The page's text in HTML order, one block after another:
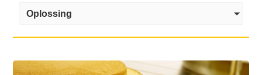
Oplossing